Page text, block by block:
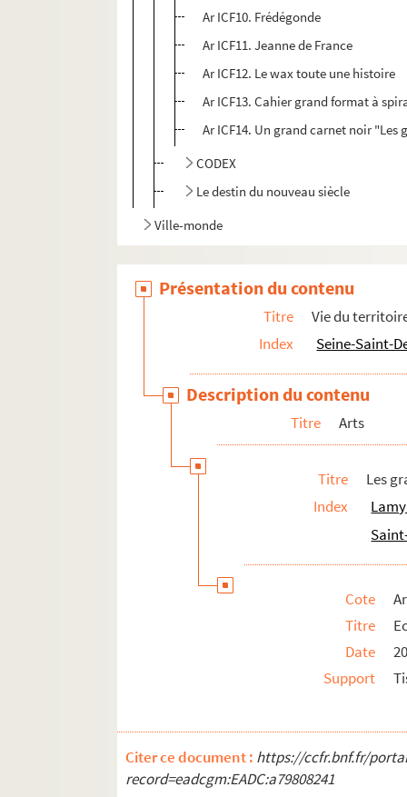
Ar ICF10. Frédégonde
Ar ICF11. Jeanne de France
Ar ICF12. Le wax toute une histoire
Ar ICF13. Cahier grand format à
Ar ICF14. Un grand carnet noir "Les
CODEX
Le destin du nouveau siècle
Ville-monde
Présentation du contenu
Titre
Vie du
Index
Seine-Saint-
Description du contenu
Titre Arts
Titre
Les
Index
Cote
Titre
Date
Support
Citer ce document : https://ccfr.bnf.fr/
record=eadcgm:EADC:a79808241